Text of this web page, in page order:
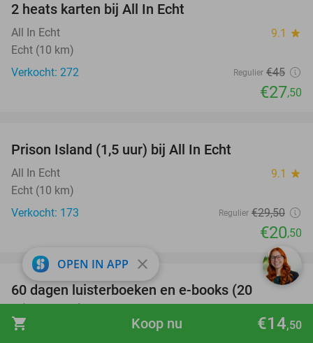
shopping_cart €14,50
Koop nu
2 heats karten bij All In Echt
All In Echt 9.1 star
Echt (10 km)
Verkocht: 272
Regulier €45
€27,50
Prison Island (1,5 uur) bij All In Echt
All In Echt 9.1 star
Echt (10 km)
Verkocht: 173
Regulier €29,50
€20,50
100%
favorite_border
60 dagen luisterboeken en e-books (20
luisteruren)
Nextory
OPEN IN APP close